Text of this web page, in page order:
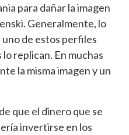
para dañar la imagen
Generalmente, lo
de estos perfiles
replican. En muchas
la misma imagen y un
que el dinero que se
invertirse en los